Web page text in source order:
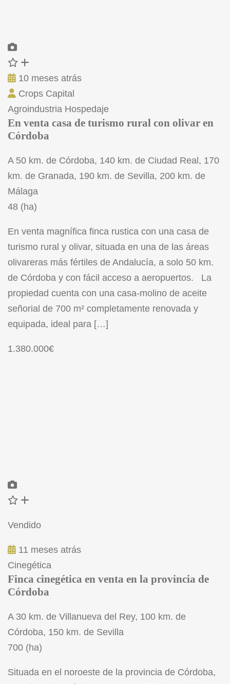
10 meses atrás
Crops Capital
Agroindustria Hospedaje
En venta casa de turismo rural con olivar en
Córdoba
A 50 km. de Córdoba, 140 km. de Ciudad Real, 170
km. de Granada, 190 km. de Sevilla, 200 km. de
Málaga
48 (ha)
En venta magnífica finca rustica con una casa de
turismo rural y olivar, situada en una de las áreas
olivareras más fértiles de Andalucía, a solo 50 km.
de Córdoba y con fácil acceso a aeropuertos. La
propiedad cuenta con una casa-molino de aceite
señorial de 700 m² completamente renovada y
equipada, ideal para […]
1.380.000€
Vendido
11 meses atrás
Cinegética
Finca cinegética en venta en la provincia de
Córdoba
A 30 km. de Villanueva del Rey, 100 km. de
Córdoba, 150 km. de Sevilla
700 (ha)
Situada en el noroeste de la provincia de Córdoba,